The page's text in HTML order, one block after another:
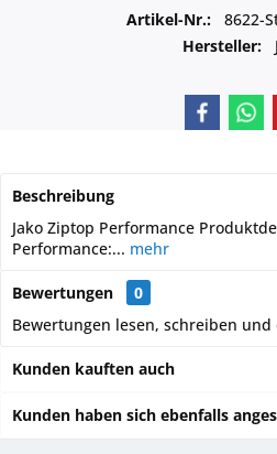
Artikel-Nr.:
8622-
Hersteller:
Beschreibung
Jako Ziptop Performance
Performance:... mehr
Bewertungen
0
Bewertungen lesen, schreiben
Kunden kauften auch
Kunden haben sich ebenfalls